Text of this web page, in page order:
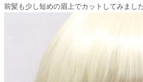
前髪も少し短めの眉上でカットしてみました